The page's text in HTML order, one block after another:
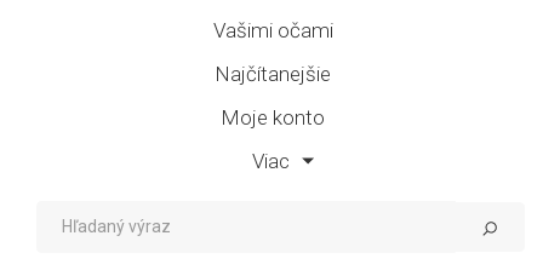
Vašimi očami
Najčítanejšie
Moje konto
Viac